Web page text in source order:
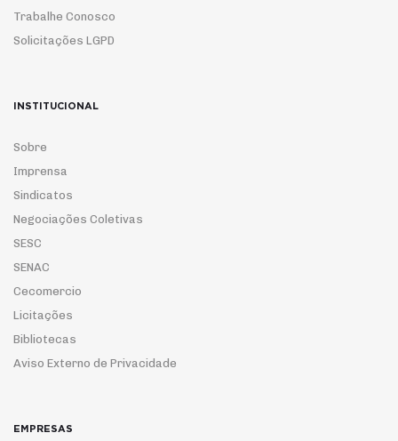
Trabalhe Conosco
Solicitações LGPD
INSTITUCIONAL
Sobre
Imprensa
Sindicatos
Negociações Coletivas
SESC
SENAC
Cecomercio
Licitações
Bibliotecas
Aviso Externo de Privacidade
EMPRESAS